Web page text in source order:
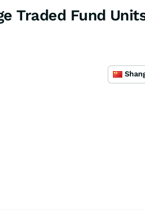
Traded Fund